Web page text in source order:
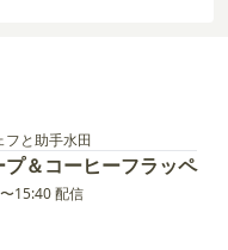
フと助手水田
＆コーヒーフラッペ
15:40 配信